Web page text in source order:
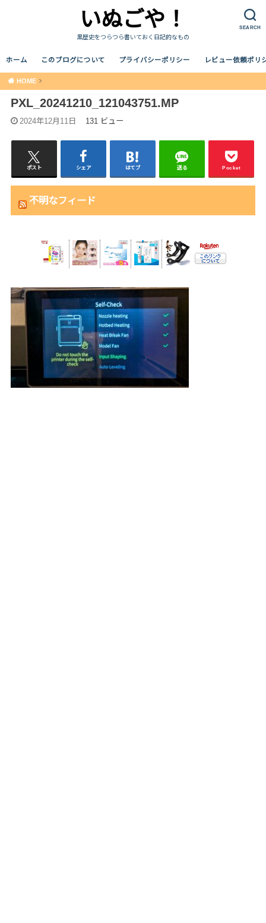
SEARCH
いぬごや！
黒歴史をつらつら書いておく日記的なもの
ホーム このブログについて プライバシーポリシー レビュー依頼ポリ
HOME
PXL_20241210_121043751.MP
2024年12月11日 131 ビュー
ポスト シェア はてブ 送る Pocket
不明なフィード